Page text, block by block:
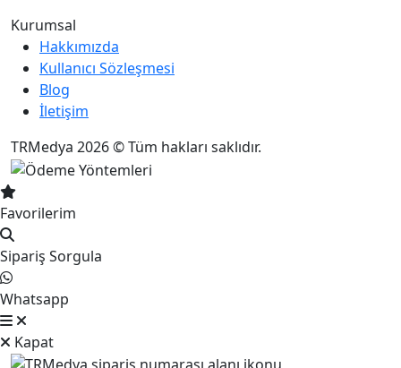
Kurumsal
Hakkımızda
Kullanıcı Sözleşmesi
Blog
İletişim
TRMedya 2026 © Tüm hakları saklıdır.
Favorilerim
Sipariş Sorgula
Whatsapp
Kapat